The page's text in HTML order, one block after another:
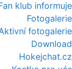
klub informuje
Fotogalerie
fotogalerie
Download
Hokejchat.cz